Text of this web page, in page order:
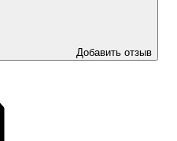
Добавить отзыв